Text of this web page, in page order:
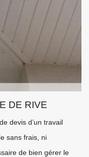
DE RIVE
devis d’un travail
sans frais, ni
de bien gérer le